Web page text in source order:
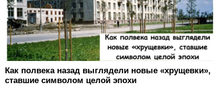
Как полвека назад выглядели новые «хрущевки»,
ставшие символом целой эпохи